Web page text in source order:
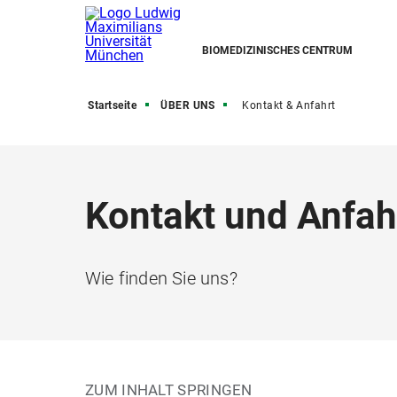
BIOMEDIZINISCHES CENTRUM
Startseite ÜBER UNS Kontakt & Anfahrt
Kontakt und
Wie finden Sie uns?
ZUM INHALT SPRINGEN